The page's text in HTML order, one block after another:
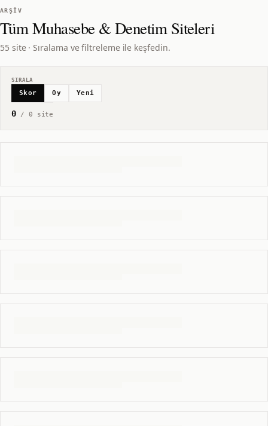
ARŞIV
TümMuhasebe & DenetimSiteleri
55 site · Sıralama ve filtreleme ile keşfedin.
SIRALA
Skor Oy Yeni
0/ 0 site